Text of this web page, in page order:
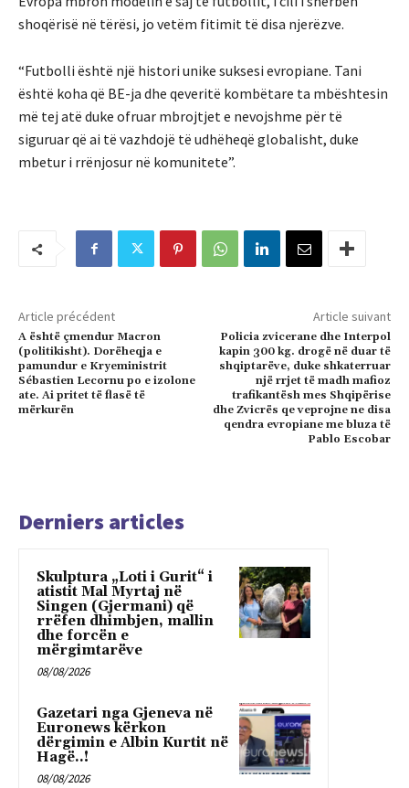
shoqërisë në tërësi, jo vetëm fitimit të disa njerëzve.
“Futbolli është një histori unike suksesi evropiane. Tani
është koha që BE-ja dhe qeveritë kombëtare ta mbështesin
më tej atë duke ofruar mbrojtjet e nevojshme për të
siguruar që ai të vazhdojë të udhëheqë globalisht, duke
mbetur i rrënjosur në komunitete”.
Article précédent
A është çmendur Macron
(politikisht). Dorëheqja e
pamundur e Kryeministrit
Sébastien Lecornu po e izolone
ate. Ai pritet të flasë të
mërkurën
Article suivant
Policia zvicerane dhe Interpol
kapin 300 kg. drogë në duar të
shqiptarëve, duke shkaterruar
një rrjet të madh mafioz
trafikantësh mes Shqipërise
dhe Zvicrës qe veprojne ne disa
qendra evropiane me bluza të
Pablo Escobar
Derniers articles
Skulptura „Loti i Gurit“ i
atistit Mal Myrtaj në
Singen (Gjermani) që
rrëfen dhimbjen, mallin
dhe forcën e
mërgimtarëve
08/08/2026
Gazetari nga Gjeneva në
Euronews kërkon
dërgimin e Albin Kurtit në
Hagë..!
08/08/2026